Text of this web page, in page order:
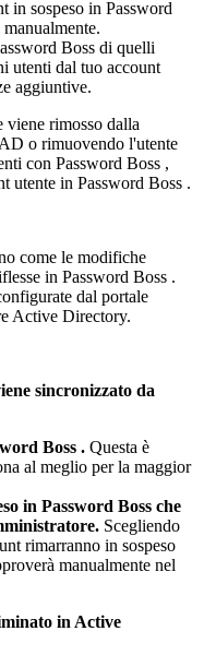
in sospeso in Password
manualmente.
Boss di quelli
utenti dal tuo account
aggiuntive.
viene rimosso dalla
AD o rimuovendo l'utente
con Password Boss ,
utente in Password Boss .
come le modifiche
in Password Boss .
dal portale
Active Directory.
sincronizzato da
Boss . Questa è
al meglio per la maggior
in Password Boss che
. Scegliendo
rimarranno in sospeso
à manualmente nel
in Active